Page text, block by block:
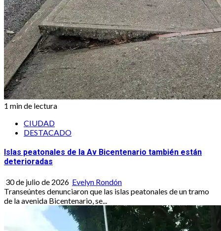
1 min de lectura
CIUDAD
DESTACADO
Islas peatonales de la Av Bicentenario también están
deterioradas
30 de julio de 2026 Evelyn Rondón
Transeúntes denunciaron que las islas peatonales de un tramo
de la avenida Bicentenario, se...